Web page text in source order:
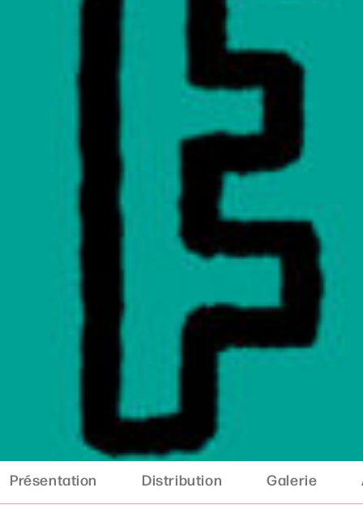
Présentation Distribution Galerie